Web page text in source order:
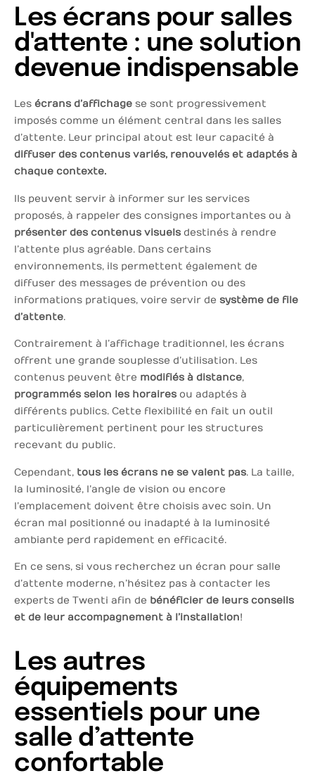
Les écrans pour salles
d'attente : une solution
devenue indispensable
Les écrans d’affichage se sont progressivement
imposés comme un élément central dans les salles
d’attente. Leur principal atout est leur capacité à
diffuser des contenus variés, renouvelés et adaptés à
chaque contexte.
Ils peuvent servir à informer sur les services
proposés, à rappeler des consignes importantes ou à
présenter des contenus visuels destinés à rendre
l’attente plus agréable. Dans certains
environnements, ils permettent également de
diffuser des messages de prévention ou des
informations pratiques, voire servir de système de file
d’attente.
Contrairement à l’affichage traditionnel, les écrans
offrent une grande souplesse d’utilisation. Les
contenus peuvent être modifiés à distance,
programmés selon les horaires ou adaptés à
différents publics. Cette flexibilité en fait un outil
particulièrement pertinent pour les structures
recevant du public.
Cependant, tous les écrans ne se valent pas. La taille,
la luminosité, l’angle de vision ou encore
l’emplacement doivent être choisis avec soin. Un
écran mal positionné ou inadapté à la luminosité
ambiante perd rapidement en efficacité.
En ce sens, si vous recherchez un écran pour salle
d’attente moderne, n’hésitez pas à contacter les
experts de Twenti afin de bénéficier de leurs conseils
et de leur accompagnement à l’installation!
Les autres
équipements
essentiels pour une
salle d’attente
confortable